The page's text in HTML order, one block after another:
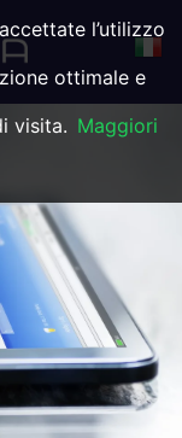
l’utilizzo
ottimale e
visita. Maggiori